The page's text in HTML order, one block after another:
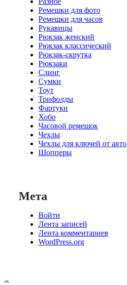
Ремешки для фото
Ремешки для часов
Рукавицы
Рюкзак женский
Рюкзак классический
Рюкзак-скрутка
Рюкзаки
Слинг
Сумки
Тоут
Трифолды
Фартуки
Хобо
Часовой ремешок
Чехлы
Чехлы для ключей от авто
Шопперы
Мета
Войти
Лента записей
Лента комментариев
WordPress.org